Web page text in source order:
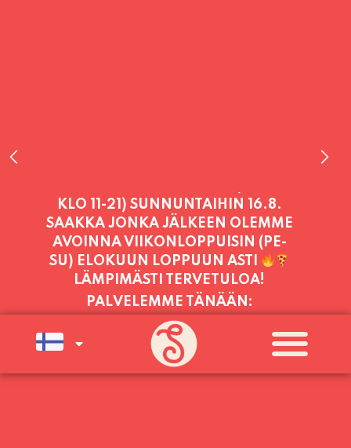
PALVELEMME TÄNÄÄN:
PERJANTAI11:00 - 21:00
PALVELEMME PÄIVITTÄIN (MA-SU
KLO 11-21) SUNNUNTAIHIN 16.8.
SAAKKA JONKA JÄLKEEN OLEMME
AVOINNA VIIKONLOPPUISIN (PE-
SU) ELOKUUN LOPPUUN ASTI
LÄMPIMÄSTI TERVETULOA!